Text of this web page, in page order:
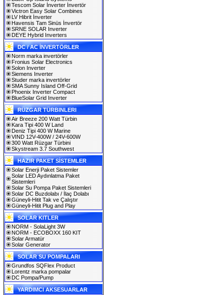
Tescom Solar İnverter İnvertör
Victron Easy Solar Combines
LV Hibrit İnverter
Havensis Tam Sinüs İnvertör
SRNE SOLAR Inverter
DEYE Hybrid Inverters
DC / AC İNVERTÖRLER
Norm marka invertörler
Fronius Solar Electronics
Solon Inverter
Siemens Inverter
Studer marka invertörler
SMA Sunny Island Off-Grid
Phoenix Inverter Compact
BlueSolar Grid Inverter
RÜZGAR TÜRBINLERI
Air Breeze 200 Watt Türbin
Kara Tipi 400 W Land
Deniz Tipi 400 W Marine
VIND 12V-400W / 24V-600W
300 Watt Rüzgar Türbini
Skystream 3.7 Southwest
HAZIR PAKET SİSTEMLER
Solar Enerji Paket Sistemler
Solar LED Aydınlatma Paket
Sistemleri
Solar Su Pompa Paket Sistemleri
Solar DC Buzdolabı / İlaç Dolabı
Güneyli-Hitit Tak ve Çalıştır
Güneyli-Hitit Plug and Play
SOLAR KITLER
NORM - SolaLight 3W
NORM - ECOBOXX 160 KIT
Solar Armatür
Solar Generator
SOLAR SU POMPALARI
Grundfos SQFlex Product
Lorentz marka pompalar
DC Pompa/Pump
YARDIMCI AKSESUARLAR